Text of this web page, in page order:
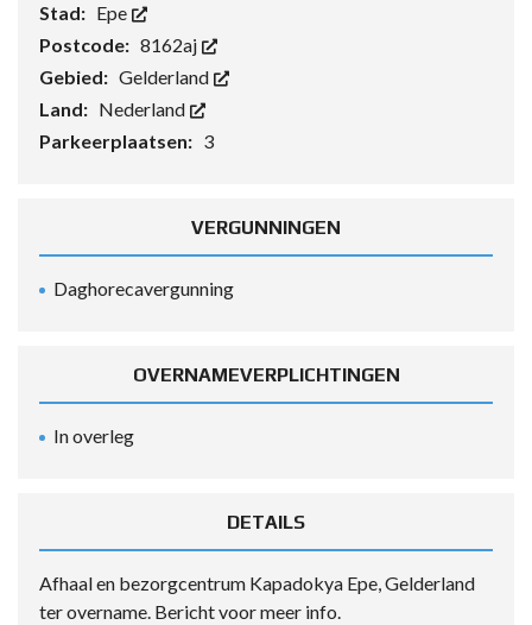
Stad: Epe
Postcode: 8162aj
Gebied: Gelderland
Land: Nederland
Parkeerplaatsen: 3
VERGUNNINGEN
Daghorecavergunning
OVERNAMEVERPLICHTINGEN
In overleg
DETAILS
Afhaal en bezorgcentrum Kapadokya Epe, Gelderland
ter overname. Bericht voor meer info.